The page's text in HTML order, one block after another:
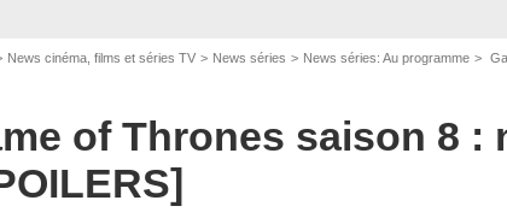
News cinéma, films et séries TV News séries News séries: Au programme
of Thrones saison 8